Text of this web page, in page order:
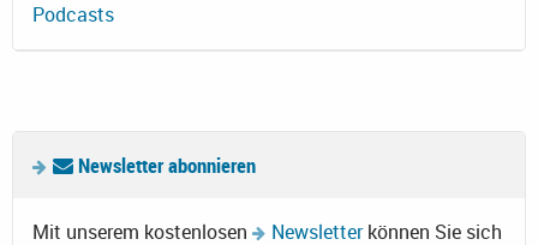
Podcasts
Newsletter abonnieren
Mit unserem kostenlosen Newsletterkönnen Sie sich